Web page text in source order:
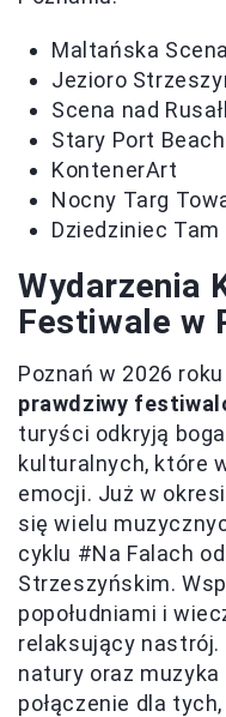
Maltańska
Jezioro
Scena nad
Stary Port
KontenerArt
Nocny Targ
Dziedziniec Tam
Wydarzenia
Festiwale w
Poznań w 2026
prawdziwy
turyści odkryją
kulturalnych, które
emocji. Już w
się wielu
cyklu #Na Falach
Strzeszyńskim.
popołudniami i
relaksujący
natury oraz
połączenie dla